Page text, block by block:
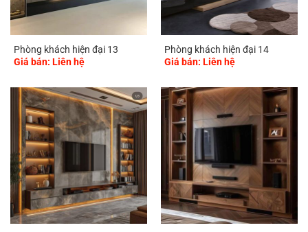
Phòng khách hiện đại 13
Giá bán: Liên hệ
Phòng khách hiện đại 14
Giá bán: Liên hệ